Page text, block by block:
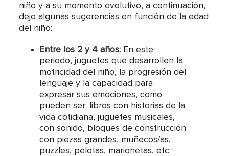
niño y a su momento evolutivo, a continuación,
dejo algunas sugerencias en función de la edad
del niño:
Entre los 2 y 4 años: En este
periodo, juguetes que desarrollen la
motricidad del niño, la progresión del
lenguaje y la capacidad para
expresar sus emociones, como
pueden ser: libros con historias de la
vida cotidiana, juguetes musicales,
con sonido, bloques de construcción
con piezas grandes, muñecos/as,
puzzles, pelotas, marionetas, etc.